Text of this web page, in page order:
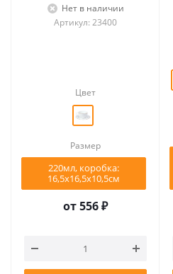
Нет в наличии
Артикул: 23400
Цвет
Размер
220мл, коробка:
16,5х16,5х10,5см
от556 ₽